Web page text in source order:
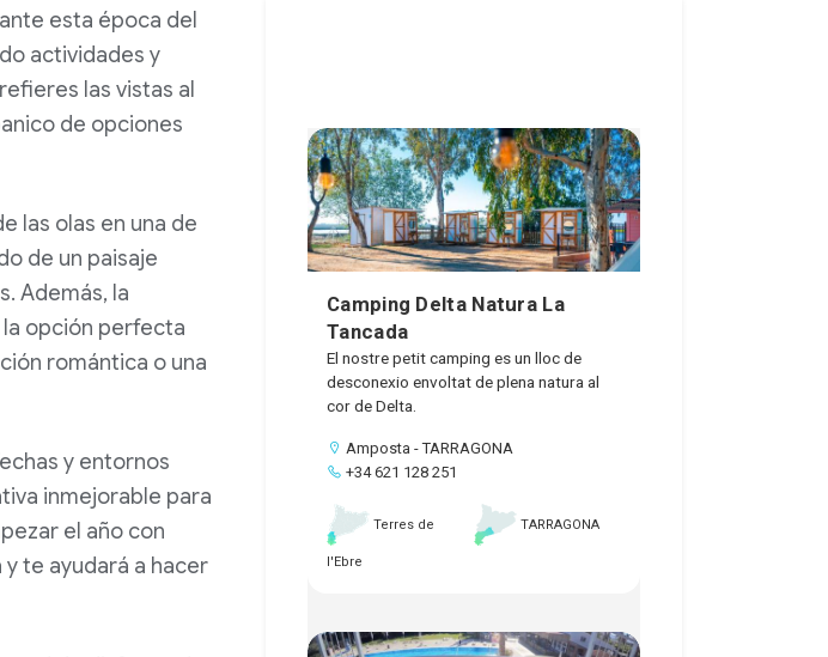
esta época del
actividades y
las vistas al
de opciones
las olas en una de
de un paisaje
Además, la
opción perfecta
romántica o una
y entornos
inmejorable para
el año con
te ayudará a hacer